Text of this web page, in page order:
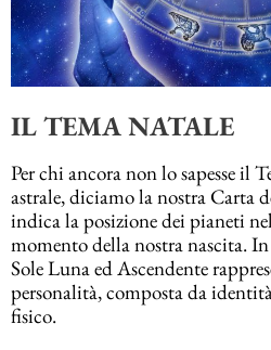
IL TEMA NATALE
Per chi ancora non lo sapesse il
astrale, diciamo la nostra Carta
indica la posizione dei pianeti
momento della nostra nascita.
Sole Luna ed Ascendente
personalità, composta da
fisico.